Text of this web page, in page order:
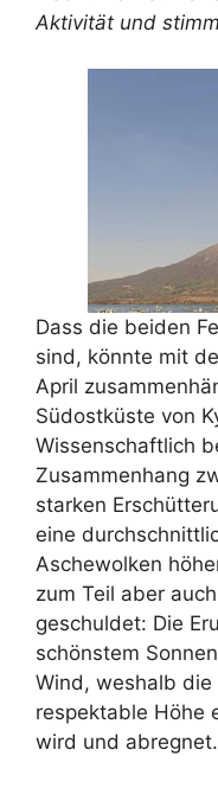
Aktivität und
Dass die beiden
sind, könnte mit
April
Südostküste von
Wissenschaftlich
Zusammenhang
starken
eine
Aschewolken
zum Teil aber
geschuldet: Die
schönstem
Wind, weshalb
respektable Höhe
wird und abregnet.